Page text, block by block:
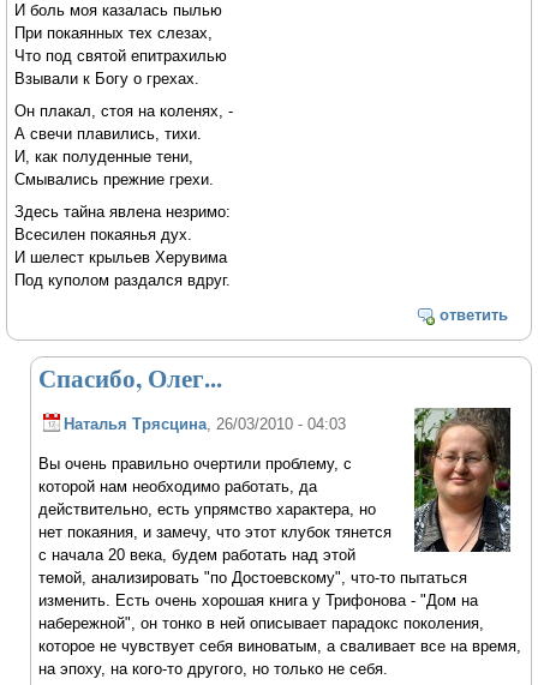
И боль моя казалась пылью
При покаянных тех слезах,
Что под святой епитрахилью
Взывали к Богу о грехах.
Он плакал, стоя на коленях, -
А свечи плавились, тихи.
И, как полуденные тени,
Смывались прежние грехи.
Здесь тайна явлена незримо:
Всесилен покаянья дух.
И шелест крыльев Херувима
Под куполом раздался вдруг.
ответить
Спасибо, Олег...
Наталья Трясцина , 26/03/2010 - 04:03
Вы очень правильно очертили проблему, с
которой нам необходимо работать, да
действительно, есть упрямство характера, но
нет покаяния, и замечу, что этот клубок тянется
с начала 20 века, будем работать над этой
темой, анализировать "по Достоевскому", что-то пытаться
изменить. Есть очень хорошая книга у Трифонова - "Дом на
набережной", он тонко в ней описывает парадокс поколения,
которое не чувствует себя виноватым, а сваливает все на время,
на эпоху, на кого-то другого, но только не себя.